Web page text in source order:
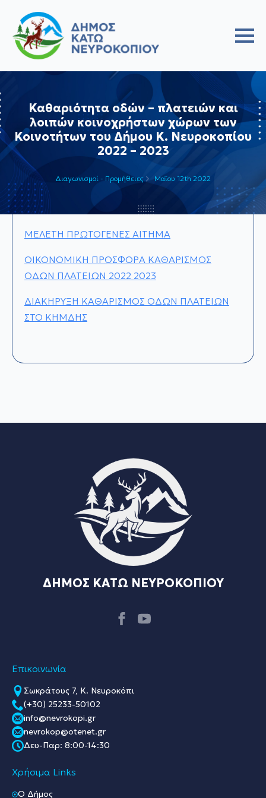
Καθαριότητα οδών – πλατειών και
λοιπών κοινοχρήστων χώρων των
Κοινοτήτων του Δήμου Κ. Νευροκοπίου
2022 – 2023
Διαγωνισμοί - Προμήθειες Μαΐου 12th 2022
ΜΕΛΕΤΗ ΠΡΩΤΟΓΕΝΕΣ ΑΙΤΗΜΑ
ΟΙΚΟΝΟΜΙΚΗ ΠΡΟΣΦΟΡΑ ΚΑΘΑΡΙΣΜΟΣ
ΟΔΩΝ ΠΛΑΤΕΙΩΝ 2022 2023
ΔΙΑΚΗΡΥΞΗ ΚΑΘΑΡΙΣΜΟΣ ΟΔΩΝ ΠΛΑΤΕΙΩΝ
ΣΤΟ ΚΗΜΔΗΣ
ΔΗΜΟΣ ΚΑΤΩ ΝΕΥΡΟΚΟΠΙΟΥ
Επικοινωνία
Σωκράτους 7, Κ. Νευροκόπι
(+30) 25233-50102
info@nevrokopi.gr
nevrokop@otenet.gr
Δευ-Παρ: 8:00-14:30
Χρήσιμα Links
O Δήμος